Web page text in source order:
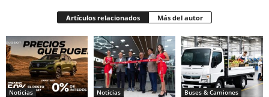
Artículos relacionados Más del autor
Noticias Noticias Buses & Camiones